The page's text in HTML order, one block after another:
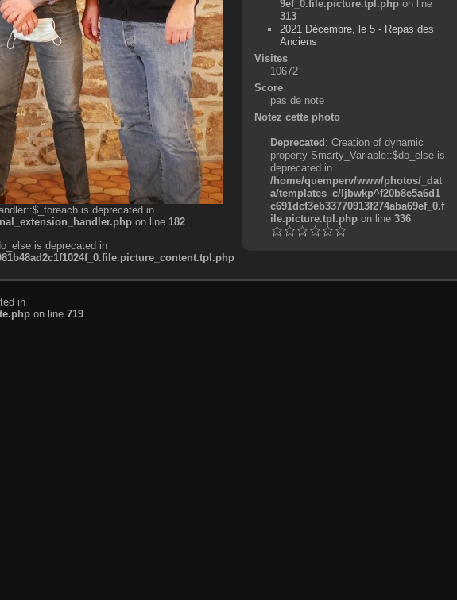
is deprecated in
on line 182
is deprecated in
9ef_0.file.picture.tpl.php on line
313
2021 Décembre, le 5 - Repas des
Anciens
Visites
10672
Score
pas de note
Notez cette photo
Deprecated: Creation of dynamic
property Smarty_Variable::$do_else is
deprecated in
/home/quemperv/www/photos/_dat
a/templates_c/ljbwkp^f20b8e5a6d1
c691dcf3eb33770913f274aba69ef_0.f
ile.picture.tpl.phpon line 336
in
on line 719